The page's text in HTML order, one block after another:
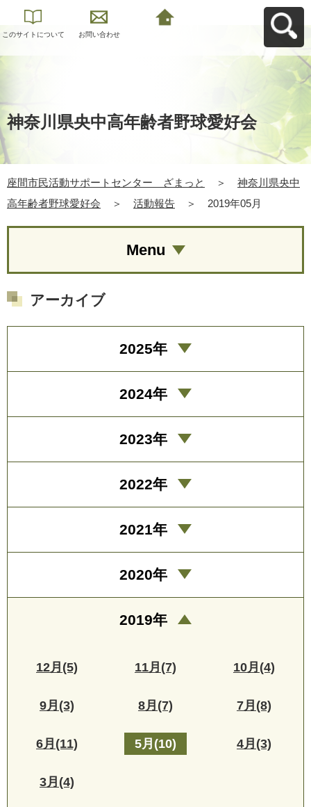
このサイトについて お問い合わせ
神奈川県央中高年齢者野球愛好会
座間市民活動サポートセンター ざまっと ＞
神奈川県央中
高年齢者野球愛好会
＞ 活動報告 ＞ 2019年05月
Menu
アーカイブ
2025年
2024年
2023年
2022年
2021年
2020年
2019年
12月(5) 11月(7) 10月(4)
9月(3) 8月(7) 7月(8)
6月(11) 5月(10) 4月(3)
3月(4)